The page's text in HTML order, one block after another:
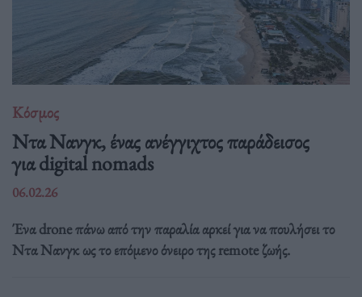
Κόσμος
Ντα Νανγκ, ένας ανέγγιχτος παράδεισος
για digital nomads
06.02.26
Ένα drone πάνω από την παραλία αρκεί για να πουλήσει το
Ντα Νανγκ ως το επόμενο όνειρο της remote ζωής.